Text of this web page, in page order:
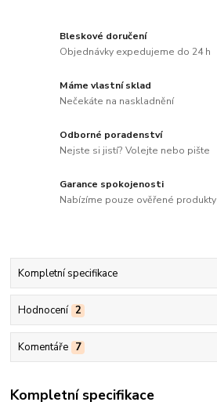
Bleskové doručení
Objednávky expedujeme do 24 h
Máme vlastní sklad
Nečekáte na naskladnění
Odborné poradenství
Nejste si jistí? Volejte nebo pište
Garance spokojenosti
Nabízíme pouze ověřené produkty
Kompletní specifikace
Hodnocení 2
Komentáře 7
Kompletní specifikace